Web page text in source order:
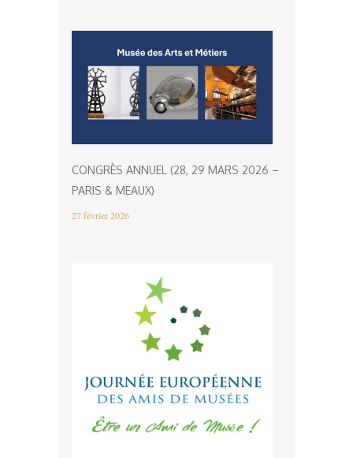
CONGRÈS ANNUEL (28, 29 MARS 2026 –
PARIS & MEAUX)
27 février 2026